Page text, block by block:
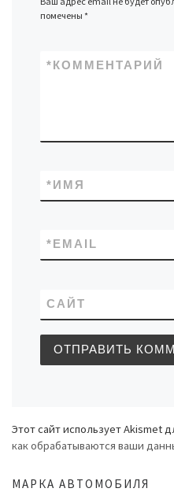
помечены*
КОММЕНТАРИЙ
*
ИМЯ
*
EMAIL
*
САЙТ
Этот сайт использует Akismet
как обрабатываются ваши
МАРКА АВТОМОБИЛЯ